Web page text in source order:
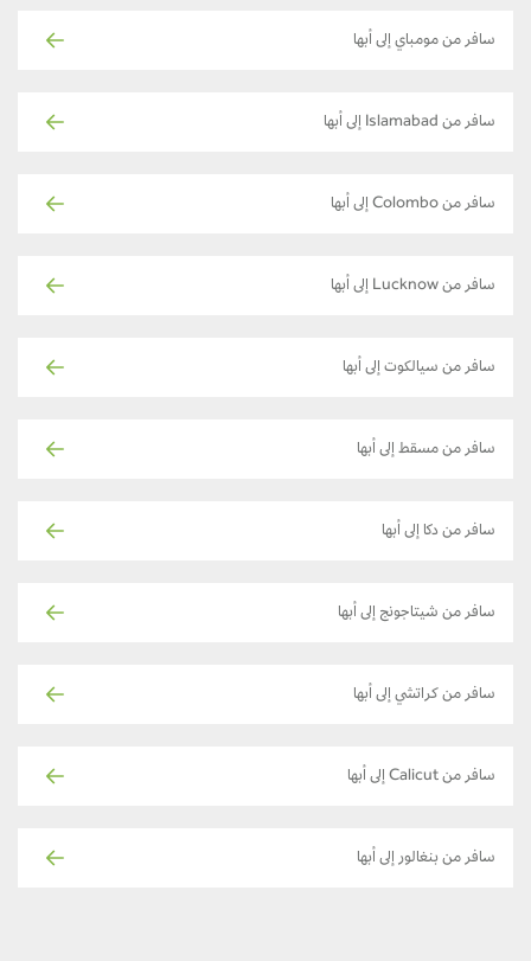
سافر من مومباي إلى أبها
سافر من Islamabad إلى أبها
سافر من Colombo إلى أبها
سافر من Lucknow إلى أبها
سافر من سيالكوت إلى أبها
سافر من مسقط إلى أبها
سافر من دكا إلى أبها
سافر من شيتاجونج إلى أبها
سافر من كراتشي إلى أبها
سافر من Calicut إلى أبها
سافر من بنغالور إلى أبها